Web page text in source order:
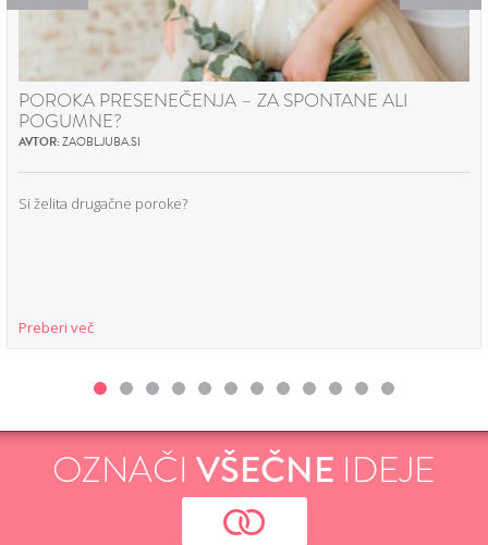
POROKA PRESENEČENJA – ZA SPONTANE ALI
POGUMNE?
AVTOR:ZAOBLJUBA.SI
Si želita drugačne poroke?
Preberi več
OZNAČI VŠEČNE IDEJE